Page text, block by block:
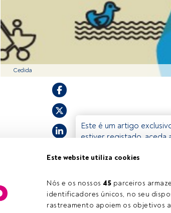
Este website utiliza cookies
Nós e os nossos 45 parceiros
identificadores únicos, no seu
rastreamento apoiem os objetivos
Cedida
Tempo de leitura:1 min.
Este é um artigo
estiver registado, aceda
oferece.